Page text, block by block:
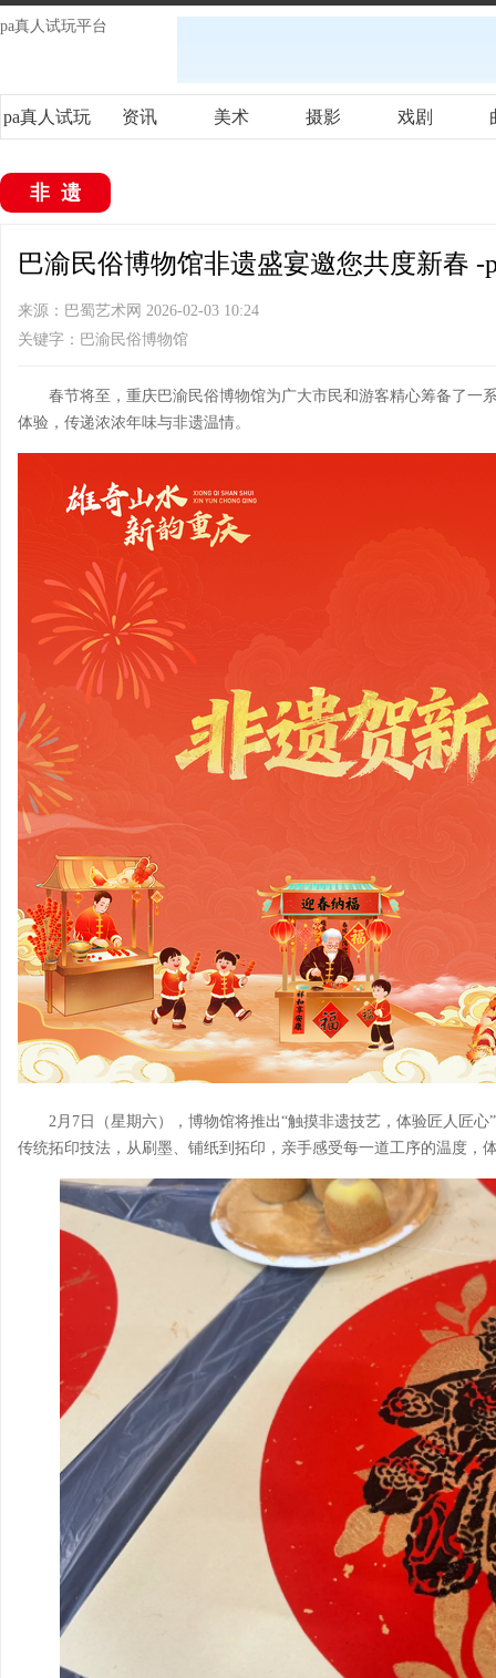
pa真人试玩平台
pa真人试玩 资讯 美术 摄影 戏剧
非遗
巴渝民俗博物馆非遗盛宴邀您共度新春 -
来源：巴蜀艺术网 2026-02-03 10:24
关键字：巴渝民俗博物馆
春节将至，重庆巴渝民俗博物馆为广大市民和游客精心筹备了一
体验，传递浓浓年味与非遗温情。
2月7日（星期六），博物馆将推出“触摸非遗技艺，体验匠人匠
传统拓印技法，从刷墨、铺纸到拓印，亲手感受每一道工序的温度，